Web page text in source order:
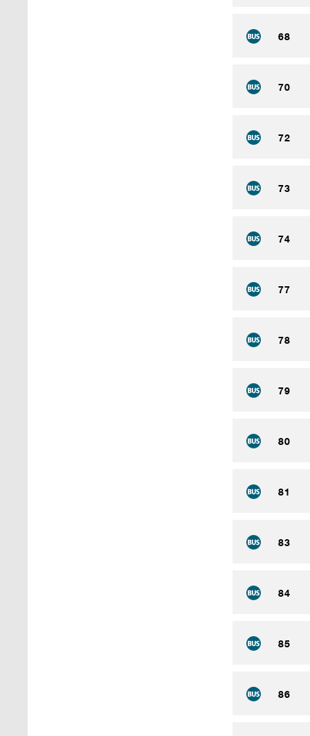
68
70
72
73
74
77
78
79
80
81
83
84
85
86